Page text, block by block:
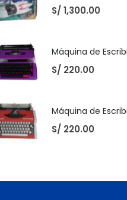
S/ 1,300.00
S/ 220.00
S/ 220.00